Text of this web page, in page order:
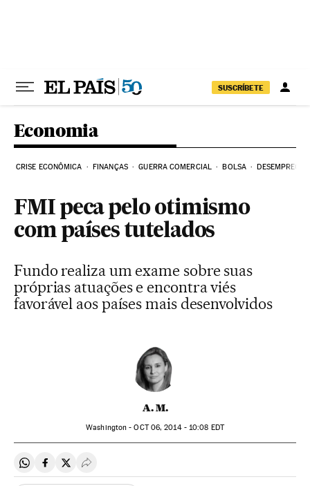
SUSCRÍBETE
Economia
CRISE ECONÔMICA FINANÇAS GUERRA COMERCIAL BOLSA DESEMPREGO
FMI peca pelo otimismo
com países tutelados
Fundo realiza um exame sobre suas
próprias atuações e encontra viés
favorável aos países mais desenvolvidos
A. M.
Washington -OCT06, 2014 - 10:08 EDT
Compartir en Whatsapp
Compartir en Facebook
Compartir en Twitter
Desplegar Redes Sociales